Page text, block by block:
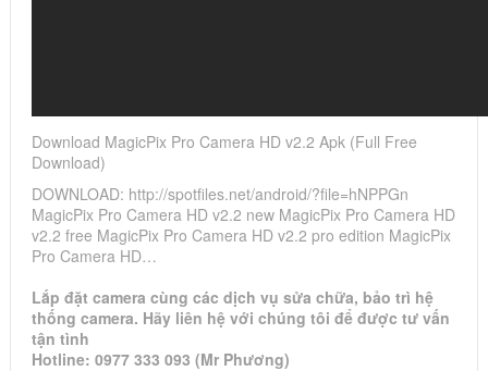
Download MagicPix Pro Camera HD v2.2 Apk (Full Free
Download)
DOWNLOAD: http://spotfiles.net/android/?file=hNPPGn
MagicPix Pro Camera HD v2.2 new MagicPix Pro Camera HD
v2.2 free MagicPix Pro Camera HD v2.2 pro edition MagicPix
Pro Camera HD…
Lắp đặt camera cùng các dịch vụ sửa chữa, bảo trì hệ
thống camera. Hãy liên hệ với chúng tôi để được tư vấn
tận tình
Hotline: 0977 333 093 (Mr Phương)